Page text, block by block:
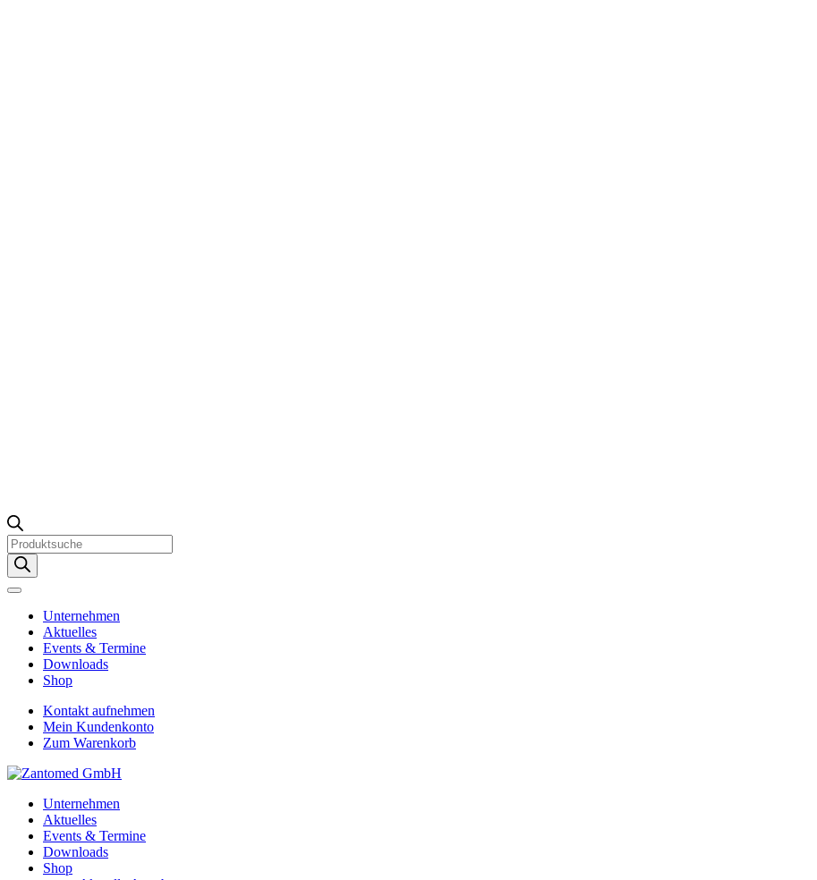
Products
search
Unternehmen
Aktuelles
Events & Termine
Downloads
Shop
Kontakt aufnehmen
Mein Kundenkonto
Zum Warenkorb
Unternehmen
Aktuelles
Events & Termine
Downloads
Shop